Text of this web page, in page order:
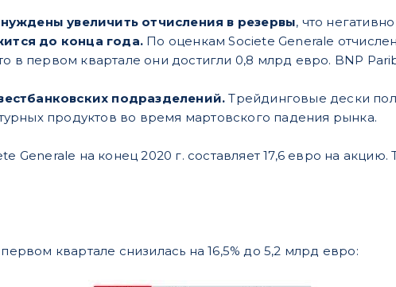
увеличить отчисления в резервы, что
до конца года. По оценкам Societe Generale
в первом квартале они достигли 0,8 млрд евро. BNP
подразделений. Трейдинговые дески
продуктов во время мартовского падения рынка.
Generale на конец 2020 г. составляет 17,6 евро на акцию.
квартале снизилась на 16,5% до 5,2 млрд евро: